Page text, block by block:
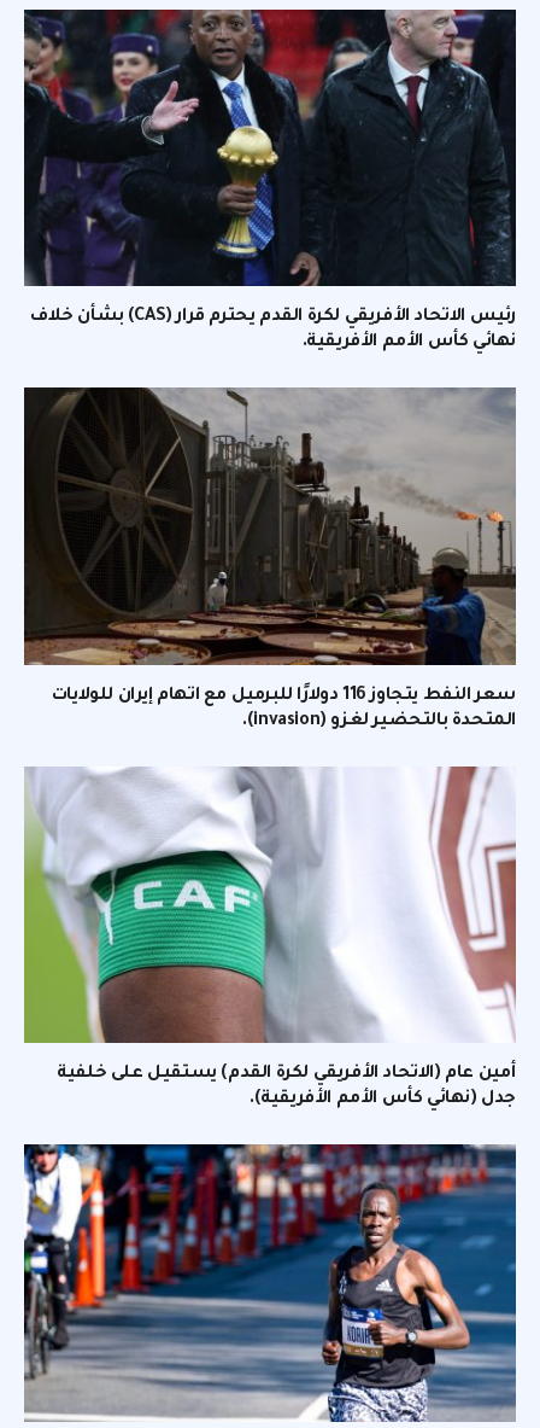
رئيس الاتحاد الأفريقي لكرة القدم يحترم قرار (CAS) بشأن خلاف
نهائي كأس الأمم الأفريقية.
سعر النفط يتجاوز 116 دولارًا للبرميل مع اتهام إيران للولايات
المتحدة بالتحضير لغزو (invasion).
أمين عام (الاتحاد الأفريقي لكرة القدم) يستقيل على خلفية
جدل (نهائي كأس الأمم الأفريقية).